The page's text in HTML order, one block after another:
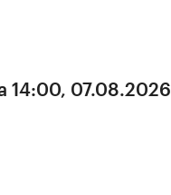
14:00, 07.08.2026